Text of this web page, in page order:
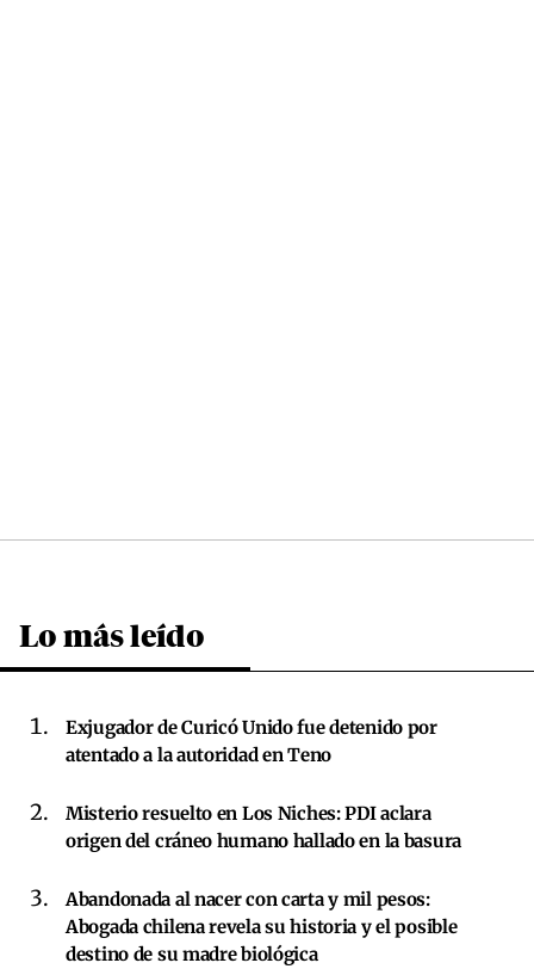
Lo más leído
Exjugador de Curicó Unido fue detenido por
atentado a la autoridad en Teno
Misterio resuelto en Los Niches: PDI aclara
origen del cráneo humano hallado en la basura
Abandonada al nacer con carta y mil pesos:
Abogada chilena revela su historia y el posible
destino de su madre biológica